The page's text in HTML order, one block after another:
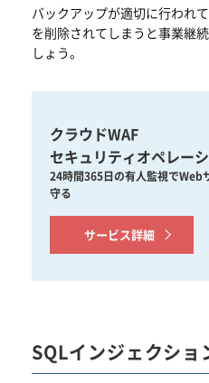
バックアップが適切に行われ
を削除されてしまうと事業継
しょう。
クラウドWAF
セキュリティオペレー
24時間365日の有人監視でWeb
守る
サービス詳細
SQLインジェクショ